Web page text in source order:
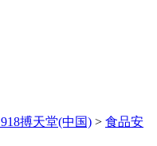
918搏天堂(中国) > 食品安